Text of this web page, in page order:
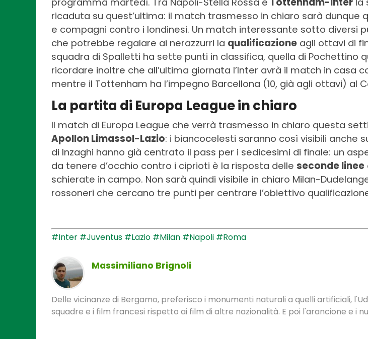
ricaduta su quest’ultima: il match trasmesso in chiaro sarà dunque
e compagni contro i londinesi. Un match interessante sotto diversi
che potrebbe regalare ai nerazzurri la qualificazione agli ottavi di
squadra di Spalletti ha sette punti in classifica, quella di Pochettino
ricordare inoltre che all’ultima giornata l’Inter avrà il match in casa
mentre il Tottenham ha l’impegno Barcellona (10, già agli ottavi) al
La partita di Europa League in chiaro
Il match di Europa League che verrà trasmesso in chiaro questa
Apollon Limassol-Lazio: i biancocelesti saranno così visibili anche
di Inzaghi hanno già centrato il pass per i sedicesimi di finale: un
da tenere d’occhio contro i ciprioti è la risposta delle seconde linee
schierate in campo. Non sarà quindi visibile in chiaro Milan-
rossoneri che cercano tre punti per centrare l’obiettivo
#Inter #Juventus #Lazio #Milan #Napoli #Roma
Massimiliano Brignoli
Delle vicinanze di Bergamo, preferisco i monumenti naturali a quelli artificiali,
squadre e i film francesi rispetto ai film di altre nazionalità. E poi l'arancione e i